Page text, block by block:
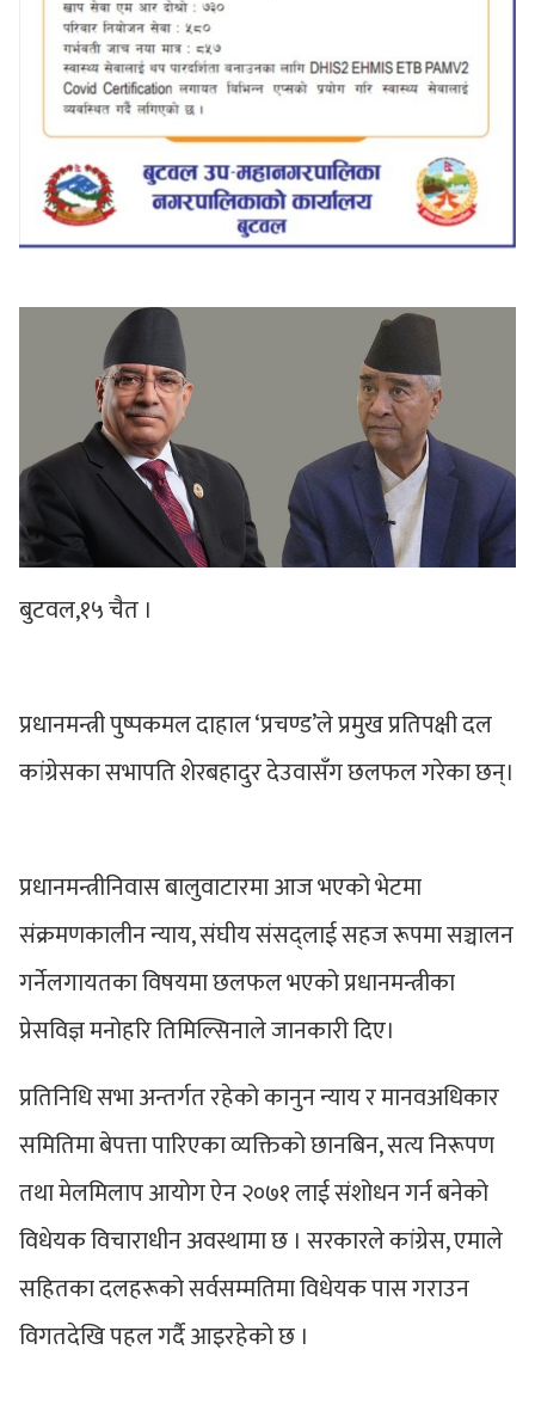
बुटवल,१५ चैत ।
प्रधानमन्त्री पुष्पकमल दाहाल ‘प्रचण्ड’ले प्रमुख प्रतिपक्षी दल
कांग्रेसका सभापति शेरबहादुर देउवासँग छलफल गरेका छन्।
प्रधानमन्त्रीनिवास बालुवाटारमा आज भएको भेटमा
संक्रमणकालीन न्याय, संघीय संसद्लाई सहज रूपमा सञ्चालन
गर्नेलगायतका विषयमा छलफल भएको प्रधानमन्त्रीका
प्रेसविज्ञ मनोहरि तिमिल्सिनाले जानकारी दिए।
प्रतिनिधि सभा अन्तर्गत रहेको कानुन न्याय र मानवअधिकार
समितिमा बेपत्ता पारिएका व्यक्तिको छानबिन, सत्य निरूपण
तथा मेलमिलाप आयोग ऐन २०७१ लाई संशोधन गर्न बनेको
विधेयक विचाराधीन अवस्थामा छ । सरकारले कांग्रेस, एमाले
सहितका दलहरूको सर्वसम्मतिमा विधेयक पास गराउन
विगतदेखि पहल गर्दै आइरहेको छ ।